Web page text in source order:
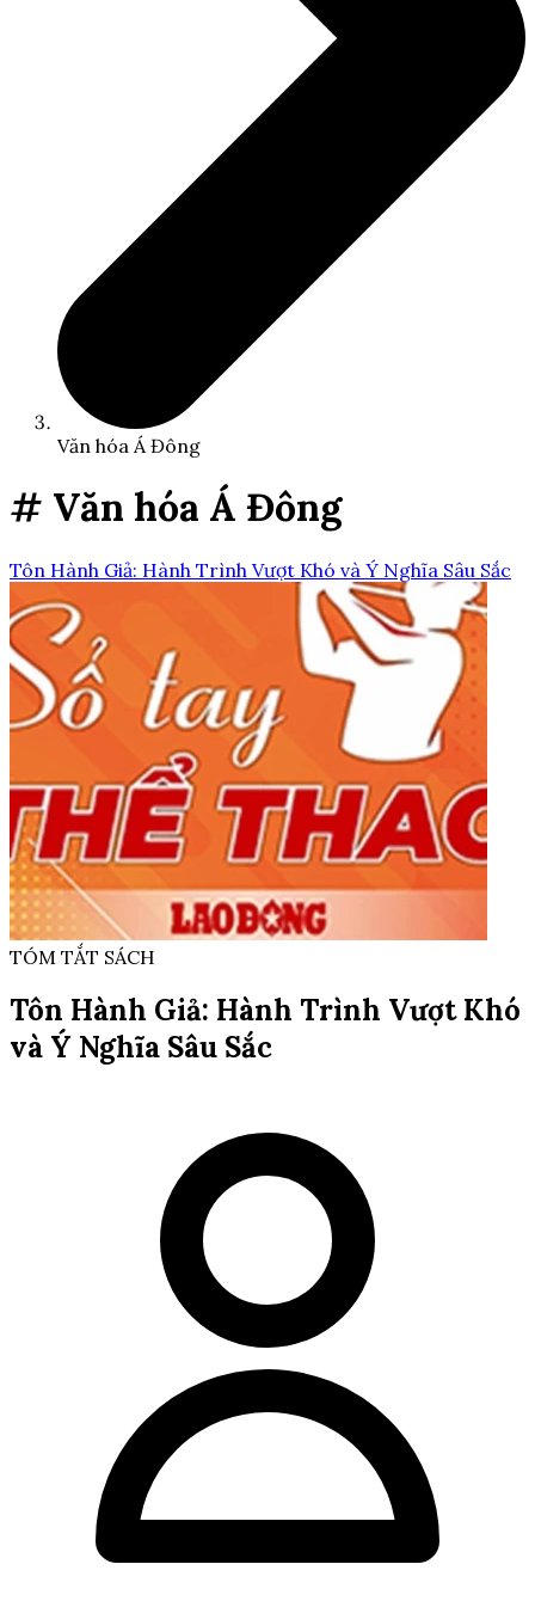
Văn hóa Á Đông
# Văn hóa Á Đông
Tôn Hành Giả: Hành Trình Vượt Khó và Ý Nghĩa Sâu Sắc
TÓM TẮT SÁCH
Tôn Hành Giả: Hành Trình Vượt Khó
và Ý Nghĩa Sâu Sắc